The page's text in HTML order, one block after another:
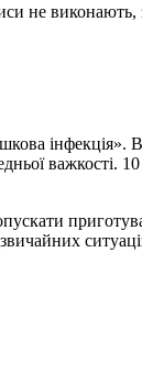
не
інфекція».
важкості.